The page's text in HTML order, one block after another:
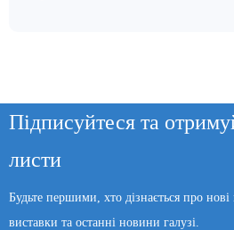
Підписуйтеся та
листи
Будьте першими, хто дізнається про
виставки та останні новини галузі.